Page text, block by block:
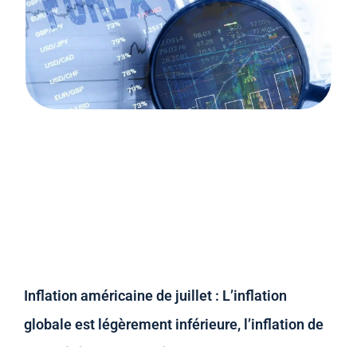
Inflation américaine de juillet : L’inflation
globale est légèrement inférieure, l’inflation de